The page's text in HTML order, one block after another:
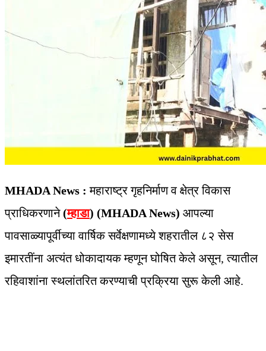
MHADA News : महाराष्ट्र गृहनिर्माण व क्षेत्र विकास
प्राधिकरणाने(म्हाडा) (MHADA News) आपल्या
पावसाळ्यापूर्वीच्या वार्षिक सर्वेक्षणामध्ये शहरातील ८२ सेस
इमारतींना अत्यंत धोकादायक म्हणून घोषित केले असून, त्यातील
रहिवाशांना स्थलांतरित करण्याची प्रक्रिया सुरू केली आहे.